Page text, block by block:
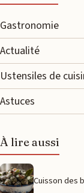
Gastronomie
Actualité
Ustensiles de
Astuces
À lire aussi
Cuisson des